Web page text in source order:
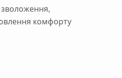
комфорту